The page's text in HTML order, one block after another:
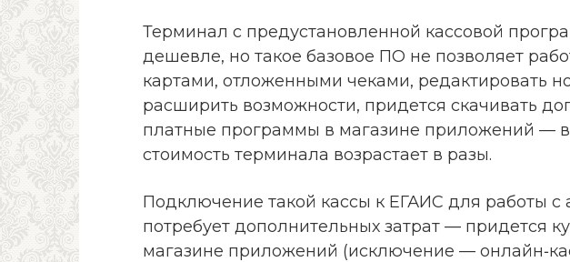
Терминал с предустановленной кассовой
дешевле, но такое базовое ПО не позволяет
картами, отложенными чеками, редактировать
расширить возможности, придется скачивать
платные программы в магазине приложений — в
стоимость терминала возрастает в разы.
Подключение такой кассы к ЕГАИС для работы с
потребует дополнительных затрат — придется
магазине приложений (исключение —